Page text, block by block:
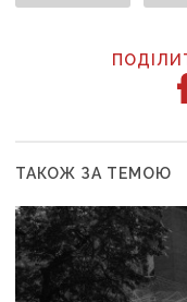
ТАКОЖ ЗА ТЕМОЮ